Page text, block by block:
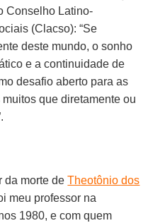
Conselho Latino-
(Clacso): “Se
deste mundo, o sonho
e a continuidade de
desafio aberto para as
que diretamente ou
da morte deTheotônio dos
meu professor na
1980, e com quem